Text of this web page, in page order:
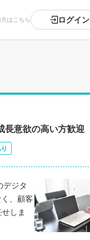
はこちら ログイン
意欲の高い方歓迎
デジタ
、顧客
しま